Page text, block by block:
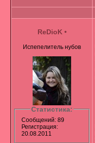
ReDioK •
Испепелитель нубов
Статистика:
Сообщений: 89
Регистрация:
20.08.2011